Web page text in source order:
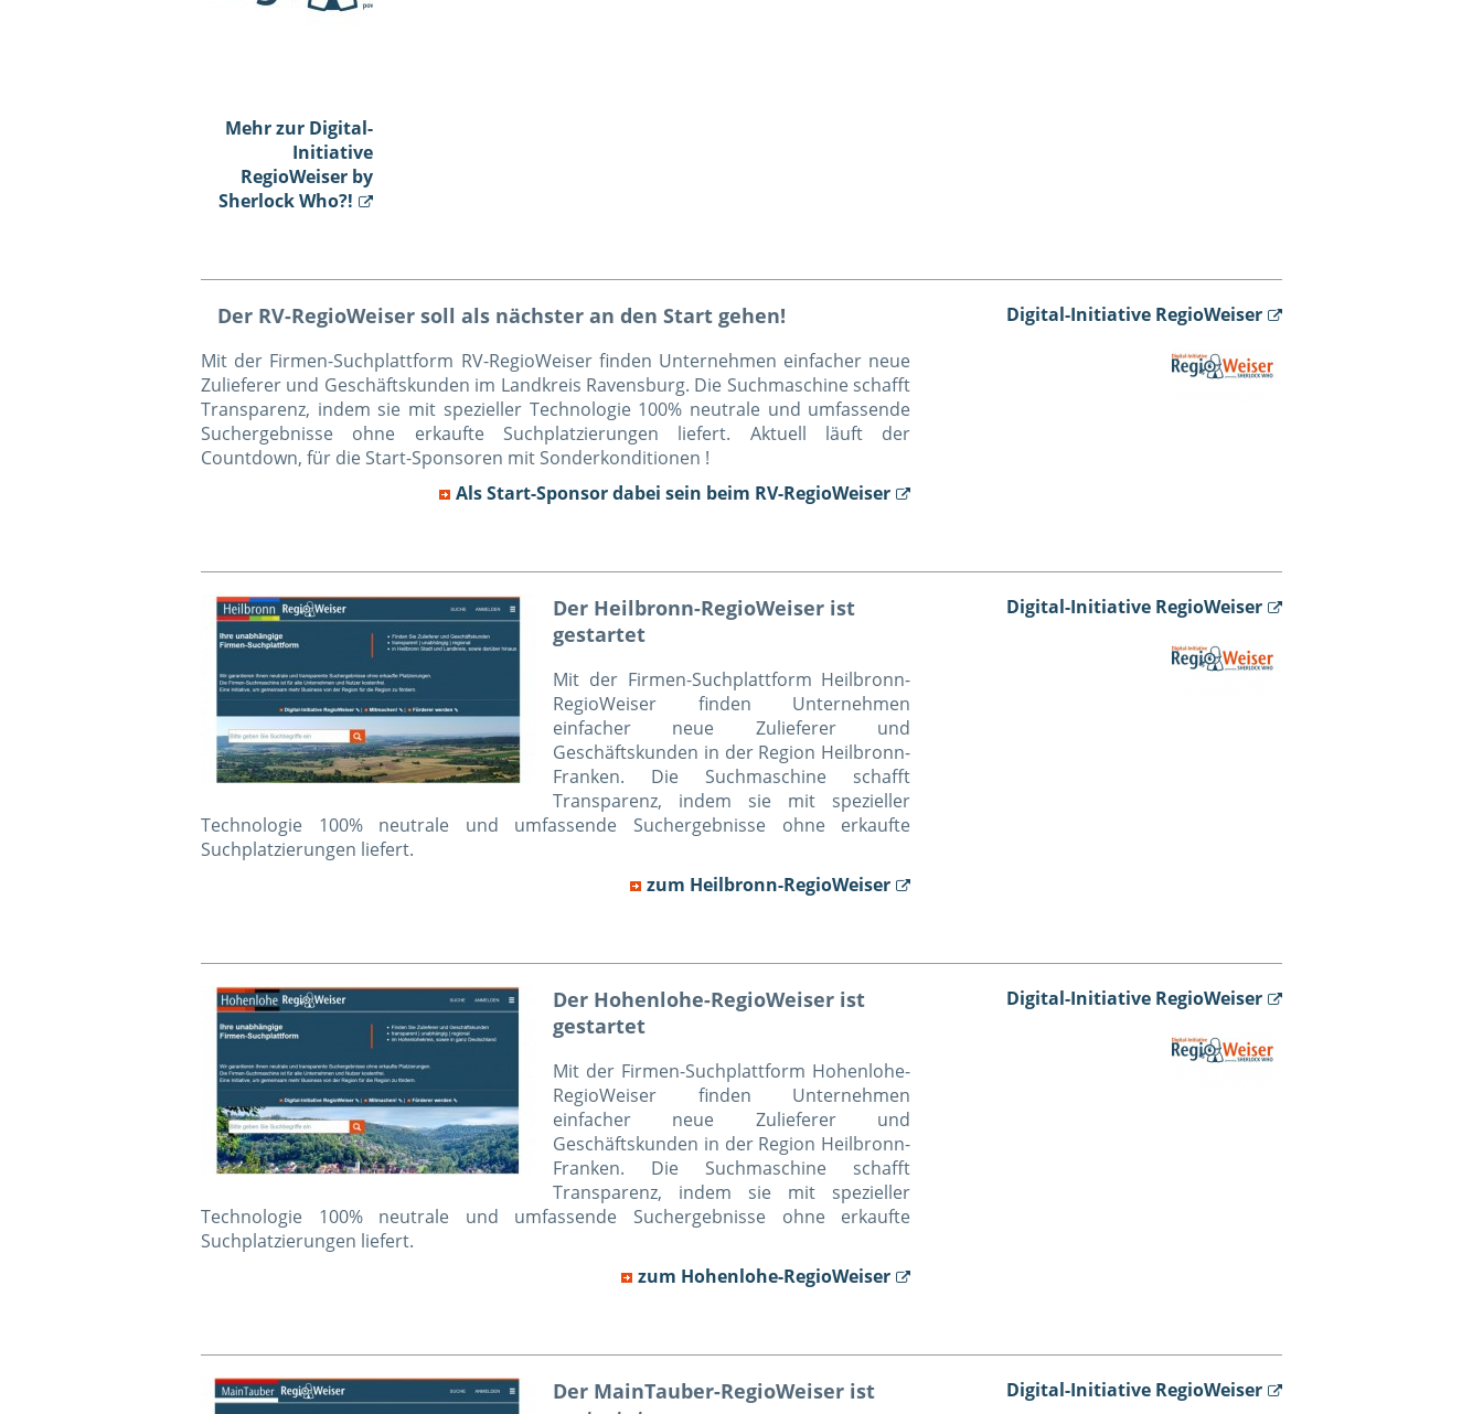
Mehr zur Digital-
Initiative
RegioWeiser by
Sherlock Who?!
Der RV-RegioWeiser soll als nächster an den Start gehen!
Mit der Firmen-Suchplattform RV-RegioWeiser finden Unternehmen einfacher neue
Zulieferer und Geschäftskunden im Landkreis Ravensburg. Die Suchmaschine schafft
Transparenz, indem sie mit spezieller Technologie 100% neutrale und umfassende
Suchergebnisse ohne erkaufte Suchplatzierungen liefert. Aktuell läuft der
Countdown, für die Start-Sponsoren mit Sonderkonditionen !
Als Start-Sponsor dabei sein beim RV-RegioWeiser
Digital-Initiative RegioWeiser
Der Heilbronn-RegioWeiser ist
gestartet
Mit der Firmen-Suchplattform Heilbronn-
RegioWeiser finden Unternehmen
einfacher neue Zulieferer und
Geschäftskunden in der Region Heilbronn-
Franken. Die Suchmaschine schafft
Transparenz, indem sie mit spezieller
Technologie 100% neutrale und umfassende Suchergebnisse ohne erkaufte
Suchplatzierungen liefert.
zum Heilbronn-RegioWeiser
Digital-Initiative RegioWeiser
Der Hohenlohe-RegioWeiser ist
gestartet
Mit der Firmen-Suchplattform Hohenlohe-
RegioWeiser finden Unternehmen
einfacher neue Zulieferer und
Geschäftskunden in der Region Heilbronn-
Franken. Die Suchmaschine schafft
Transparenz, indem sie mit spezieller
Technologie 100% neutrale und umfassende Suchergebnisse ohne erkaufte
Suchplatzierungen liefert.
zum Hohenlohe-RegioWeiser
Digital-Initiative RegioWeiser
Der MainTauber-RegioWeiser ist
Digital-Initiative RegioWeiser